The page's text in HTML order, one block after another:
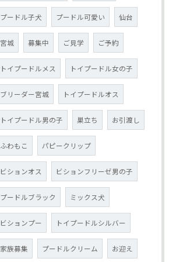
プードル子犬 プードル可愛い 仙台
宮城 募集中 ご見学 ご予約
トイプードルメス トイプードル女の子
ブリーダー宮城 トイプードルオス
トイプードル男の子 巣立ち お引渡し
ふわもこ パピークリップ
ビションオス ビションフリーゼ男の子
プードルブラック ミックス犬
ビションプー トイプードルシルバー
家族募集 プードルクリーム お迎え